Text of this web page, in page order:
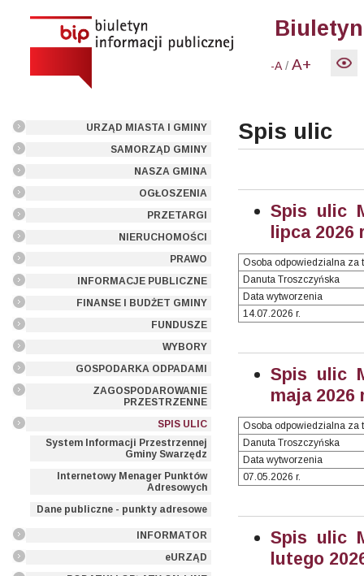
-A /A+
URZĄD MIASTA I GMINY
SAMORZĄD GMINY
NASZA GMINA
OGŁOSZENIA
PRZETARGI
NIERUCHOMOŚCI
PRAWO
INFORMACJE PUBLICZNE
FINANSE I BUDŻET GMINY
FUNDUSZE
WYBORY
GOSPODARKA ODPADAMI
ZAGOSPODAROWANIE
PRZESTRZENNE
SPIS ULIC
System Informacji Przestrzennej
Gminy Swarzędz
Internetowy Menager Punktów
Adresowych
Dane publiczne - punkty adresowe
INFORMATOR
eURZĄD
Spis ulic
Spis ulic
lipca 2026
Osoba odpowiedzialna za
Danuta Troszczyńska
Data wytworzenia
14.07.2026 r.
Spis ulic
maja 2026
Osoba odpowiedzialna za
Danuta Troszczyńska
Data wytworzenia
07.05.2026 r.
Spis ulic
lutego